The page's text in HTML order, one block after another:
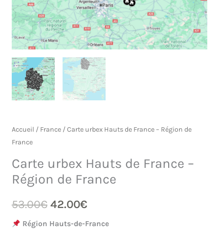
Accueil / France/ Carte urbex Hauts de France – Région de
France
Carte urbex Hauts de France –
Région de France
53.00€ Le
prix
42.00€Le
prix
Région Hauts-de-France